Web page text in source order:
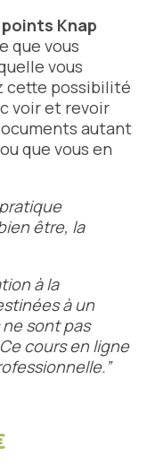
Knap
que vous
vous
cette possibilité
voir et revoir
autant
que vous en
être, la
à la
à un
sont pas
Ce cours en ligne